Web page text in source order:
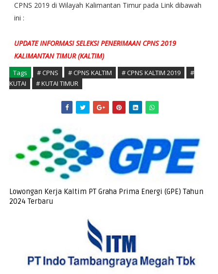
CPNS 2019 di Wilayah Kalimantan Timur pada Link dibawah
ini :
UPDATE INFORMASI SELEKSI PENERIMAAN CPNS 2019
KALIMANTAN TIMUR (KALTIM)
Tags # CPNS # CPNS KALTIM # CPNS KALTIM 2019
#
KUTAI
# KUTAI TIMUR
Lowongan Kerja Kaltim PT Graha Prima Energi (GPE) Tahun
2024 Terbaru